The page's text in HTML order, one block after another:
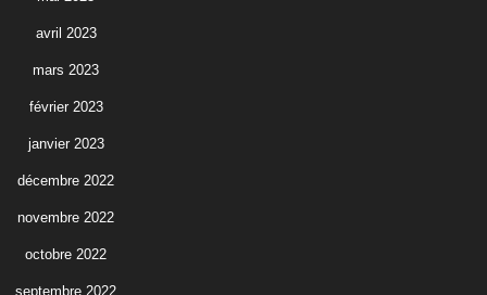
avril 2023
mars 2023
février 2023
janvier 2023
décembre 2022
novembre 2022
octobre 2022
septembre 2022